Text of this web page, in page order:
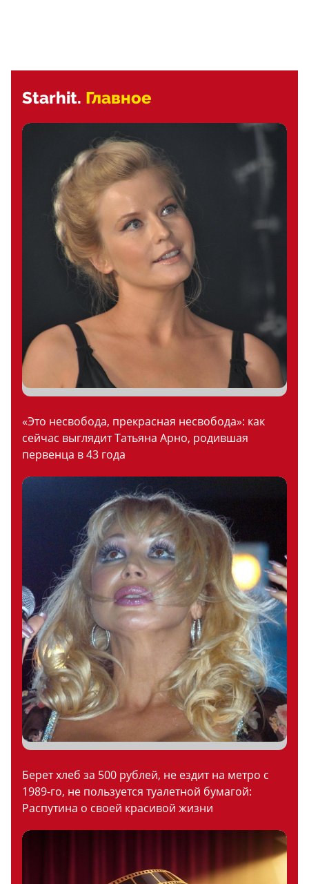
Starhit. Главное
«Это несвобода, прекрасная несвобода»: как
сейчас выглядит Татьяна Арно, родившая
первенца в 43 года
Берет хлеб за 500 рублей, не ездит на метро с
1989-го, не пользуется туалетной бумагой:
Распутина о своей красивой жизни